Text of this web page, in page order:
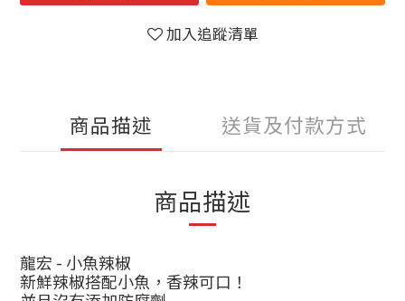
加入追蹤清單
商品描述 送貨及付款方式
商品描述
龍宏 - 小魚辣椒
新鮮辣椒搭配小魚，香辣可口！